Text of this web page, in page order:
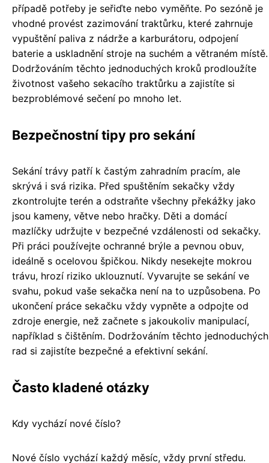
případě potřeby je seřiďte nebo vyměňte. Po sezóně je
vhodné provést zazimování traktůrku, které zahrnuje
vypuštění paliva z nádrže a karburátoru, odpojení
baterie a uskladnění stroje na suchém a větraném místě.
Dodržováním těchto jednoduchých kroků prodloužíte
životnost vašeho sekacího traktůrku a zajistíte si
bezproblémové sečení po mnoho let.
Bezpečnostní tipy pro sekání
Sekání trávy patří k častým zahradním pracím, ale
skrývá i svá rizika. Před spuštěním sekačky vždy
zkontrolujte terén a odstraňte všechny překážky jako
jsou kameny, větve nebo hračky. Děti a domácí
mazlíčky udržujte v bezpečné vzdálenosti od sekačky.
Při práci používejte ochranné brýle a pevnou obuv,
ideálně s ocelovou špičkou. Nikdy nesekejte mokrou
trávu, hrozí riziko uklouznutí. Vyvarujte se sekání ve
svahu, pokud vaše sekačka není na to uzpůsobena. Po
ukončení práce sekačku vždy vypněte a odpojte od
zdroje energie, než začnete s jakoukoliv manipulací,
například s čištěním. Dodržováním těchto jednoduchých
rad si zajistíte bezpečné a efektivní sekání.
Často kladené otázky
Kdy vychází nové číslo?
Nové číslo vychází každý měsíc, vždy první středu.